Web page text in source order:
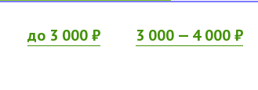
до 3 000 ₽ 3 000 — 4 000 ₽